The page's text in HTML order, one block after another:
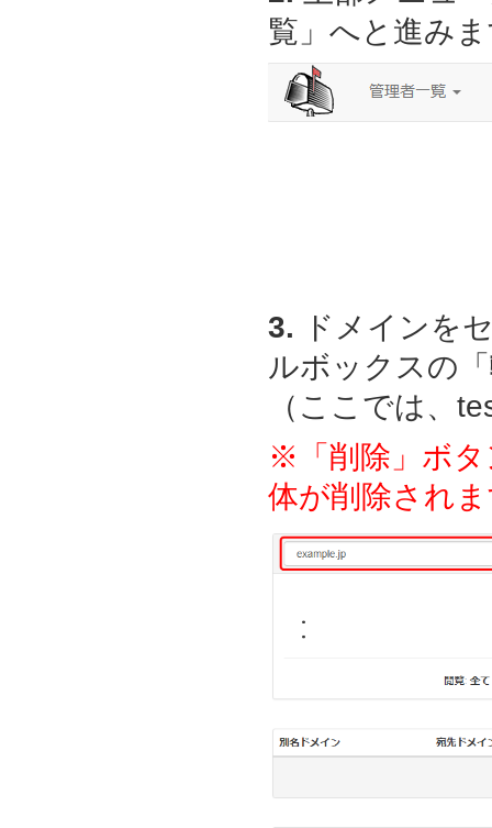
覧」へと進み
3. ドメインを
ルボックスの「
（ここでは、
※「削除」ボ
体が削除され